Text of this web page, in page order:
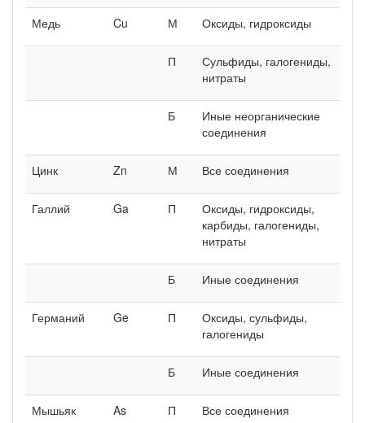
Медь Cu М Оксиды, гидроксиды
П
Сульфиды, галогениды,
нитраты
Б
Иные неорганические
соединения
Цинк Zn М Все соединения
Галлий Ga П
Оксиды, гидроксиды,
карбиды, галогениды,
нитраты
Б Иные соединения
Германий Ge П
Оксиды, сульфиды,
галогениды
Б Иные соединения
Мышьяк As П Все соединения